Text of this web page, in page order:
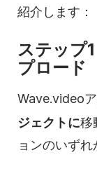
紹介します：
ステップ
プロード
Wave.video
ジェクトに移
ョンのいずれ